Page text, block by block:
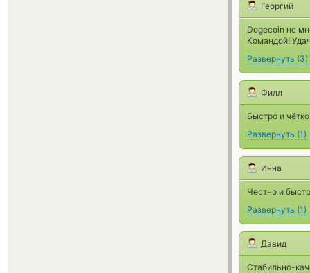
Георгий
Dogecoin не
Командой!
Развернуть (3)
Филл
Быстро и
Развернуть (1)
Инна
Честно и
Развернуть (1)
Давид
Стабильно-